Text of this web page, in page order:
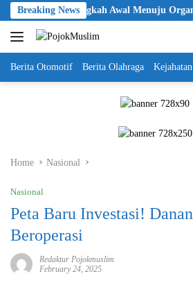
Skip
to
content
Breaking News
Jadi Langkah Awal Menuju
Berita Otomotif Berita Olahraga Kejahatan
Home Nasional
Nasional
Peta Baru Investasi!
Beroperasi
Redaktur Pojokmuslim
February 24, 2025